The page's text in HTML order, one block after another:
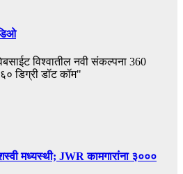
विश्वातील नवी संकल्पना 360
डिग्री डॉट कॉम"
मध्यस्थी; JWR कामगारांना ३०००